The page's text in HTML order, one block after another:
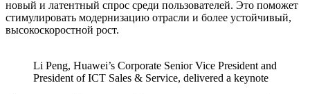
новый и латентный спрос среди пользователей. Это поможет
стимулировать модернизацию отрасли и более устойчивый,
высокоскоростной рост.
Li Peng, Huawei’s Corporate Senior Vice President and
President of ICT Sales & Service, delivered a keynote